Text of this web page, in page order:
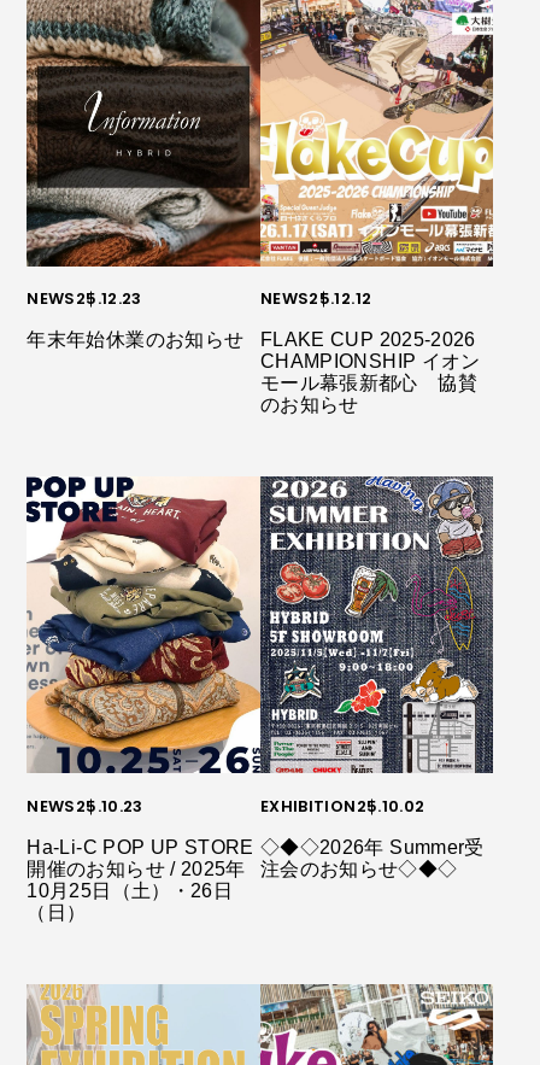
NEWS25.12.23
年末年始休業のお知らせ
NEWS25.12.12
FLAKE CUP 2025-2026
CHAMPIONSHIP イオン
モール幕張新都心 協賛
のお知らせ
NEWS25.10.23
Ha-Li-C POP UP STORE
開催のお知らせ / 2025年
10月25日（土）・26日
（日）
EXHIBITION25.10.02
◇◆◇2026年 Summer受
注会のお知らせ◇◆◇